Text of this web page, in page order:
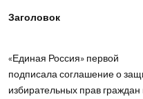
Заголовок
«Единая Россия» первой
подписала соглашение о
избирательных прав граждан